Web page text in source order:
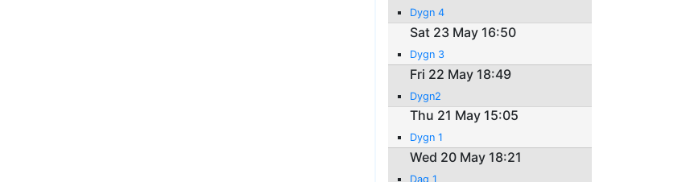
Dygn 4
Sat 23 May 16:50
Dygn 3
Fri 22 May 18:49
Dygn2
Thu 21 May 15:05
Dygn 1
Wed 20 May 18:21
Dag 1